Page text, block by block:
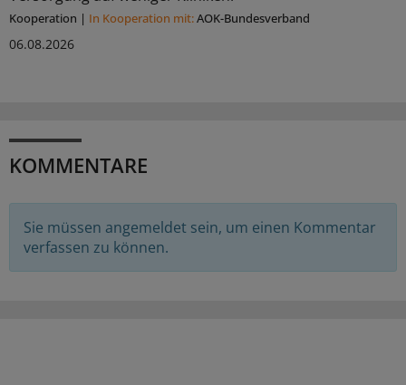
Kooperation | In Kooperation mit:AOK-Bundesverband
06.08.2026
KOMMENTARE
Sie müssen angemeldet sein, um einen Kommentar
verfassen zu können.